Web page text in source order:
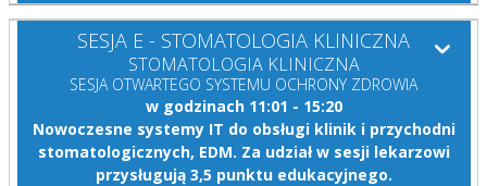
SESJA E - STOMATOLOGIA KLINICZNA
STOMATOLOGIA KLINICZNA
SESJA OTWARTEGO SYSTEMU OCHRONY ZDROWIA
w godzinach 11:01 - 15:20
Nowoczesne systemy IT do obsługi klinik i przychodni
stomatologicznych, EDM. Za udział w sesji lekarzowi
przysługują 3,5 punktu edukacyjnego.